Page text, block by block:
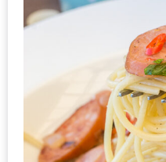
คุ้ม
ครบ
จบ